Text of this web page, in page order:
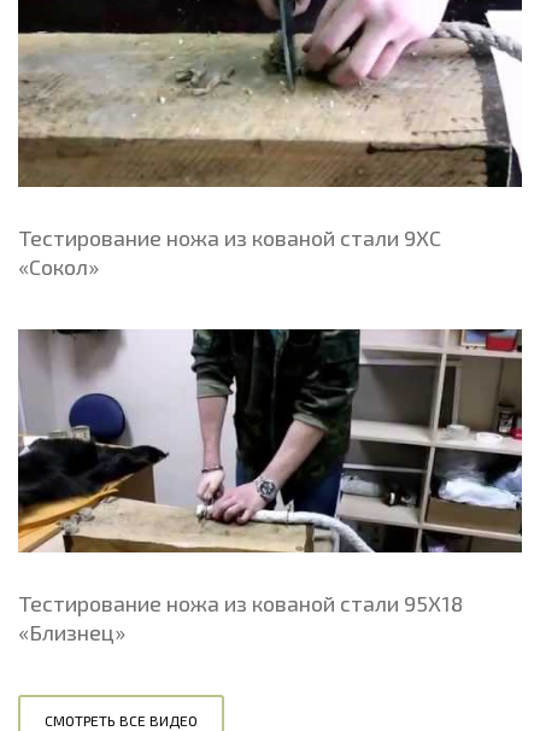
Тестирование ножа из кованой стали 9ХС
«Сокол»
Тестирование ножа из кованой стали 95Х18
«Близнец»
СМОТРЕТЬ ВСЕ ВИДЕО